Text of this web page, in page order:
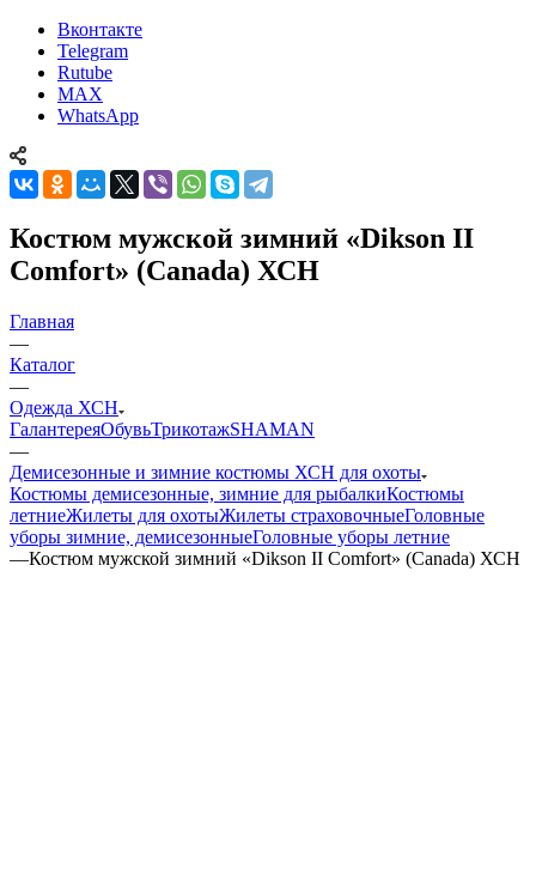
Вконтакте
Telegram
Rutube
MAX
WhatsApp
Костюм мужской зимний «Dikson II
Comfort» (Canada) ХСН
Главная
—
Каталог
—
Одежда ХСН
ГалантереяОбувьТрикотажSHAMAN
—
Демисезонные и зимние костюмы ХСН для охоты
Костюмы демисезонные, зимние для рыбалкиКостюмы
летниеЖилеты для охотыЖилеты страховочныеГоловные
уборы зимние, демисезонныеГоловные уборы летние
—Костюм мужской зимний «Dikson II Comfort» (Canada) ХСН